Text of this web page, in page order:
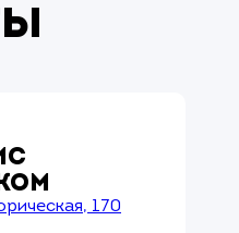
170